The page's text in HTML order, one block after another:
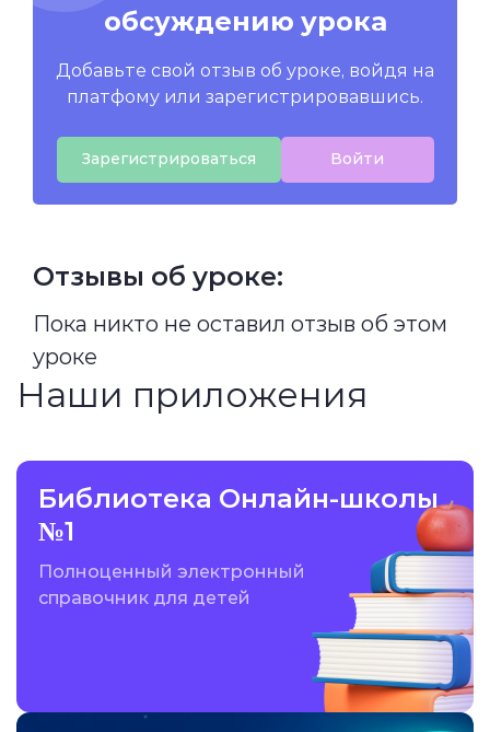
обсуждению урока
Добавьте свой отзыв об уроке, войдя на
платфому или зарегистрировавшись.
Зарегистрироваться Войти
Отзывы об уроке:
Пока никто не оставил отзыв об этом
уроке
Наши приложения
Библиотека Онлайн-школы
№1
Полноценный электронный
справочник для детей